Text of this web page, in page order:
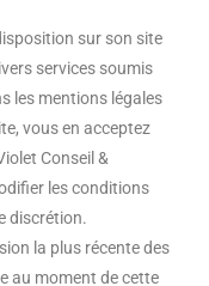
sur son site
services soumis
les mentions légales
vous en acceptez
Conseil &
les conditions
discrétion.
la plus récente des
au moment de cette